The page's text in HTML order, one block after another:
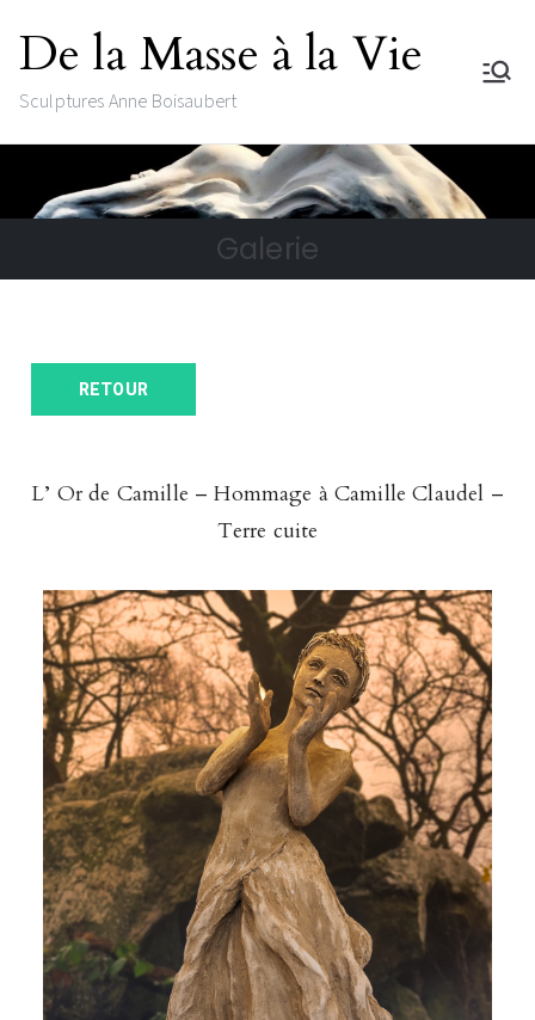
De la Masse à la Vie
Sculptures Anne Boisaubert
Galerie
RETOUR
L’ Or de Camille – Hommage à Camille Claudel –
Terre cuite